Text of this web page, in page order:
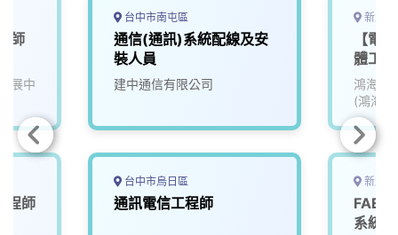
師
展中
程師
台中市南屯區
通信(通訊)系統配線及安
裝人員
建中通信有限公司
台中市烏日區
通訊電信工程師
新北
【電
體工
鴻海精
(鴻海)
新北
FAE
系統